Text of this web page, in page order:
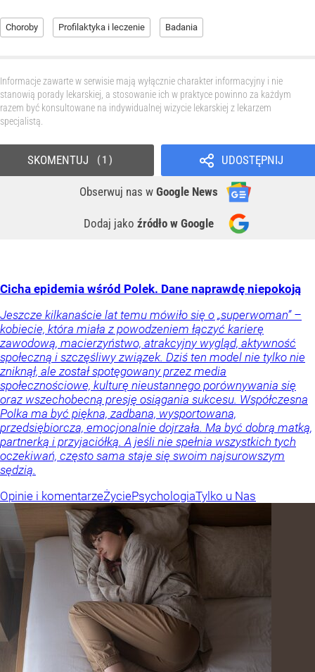
Choroby Profilaktyka i leczenie Badania
Informacje zawarte w serwisie mają wyłącznie charakter informacyjny i nie
stanowią porady lekarskiej, a stosowanie ich w praktyce powinno za każdym
razem być konsultowane na indywidualnej wizycie lekarskiej z lekarzem
specjalistą.
UDOSTĘPNIJ
Obserwuj nas w Google News
Dodaj jako źródło w Google
SKOMENTUJ 1
Cicha epidemia wśród Polek. Dane naprawdę niepokoją
Jeszcze kilkanaście lat temu mówiło się o „superwoman” –
kobiecie, która miała z powodzeniem łączyć karierę
zawodową, macierzyństwo, atrakcyjny wygląd, aktywność
społeczną i szczęśliwy związek. Dziś ten model nie tylko nie
zniknął, ale został spotęgowany przez media
społecznościowe, kulturę nieustannego porównywania się
oraz wszechobecną presję osiągania sukcesu. Współczesna
Polka ma być piękna, zadbana, wysportowana,
przedsiębiorcza, emocjonalnie dojrzała. Ma być dobrą matką,
partnerką i przyjaciółką. A jeśli nie spełnia wszystkich tych
oczekiwań, często sama staje się swoim najsurowszym
sędzią.
Opinie i komentarzeŻyciePsychologiaTylko u Nas